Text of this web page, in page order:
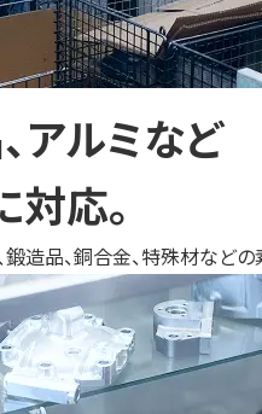
アルミなど
応。
鍛造品、銅合金、特殊材な